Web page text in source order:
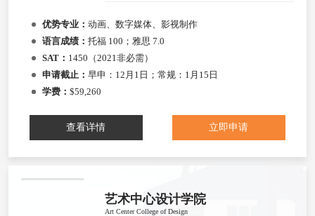
优势专业： 动画、数字媒体、影视制作
语言成绩： 托福 100；雅思 7.0
SAT： 1450（2021非必需）
申请截止： 早申：12月1日；常规：1月15日
学费： $59,260
查看详情 立即申请
艺术中心设计学院
Art Center College of Design